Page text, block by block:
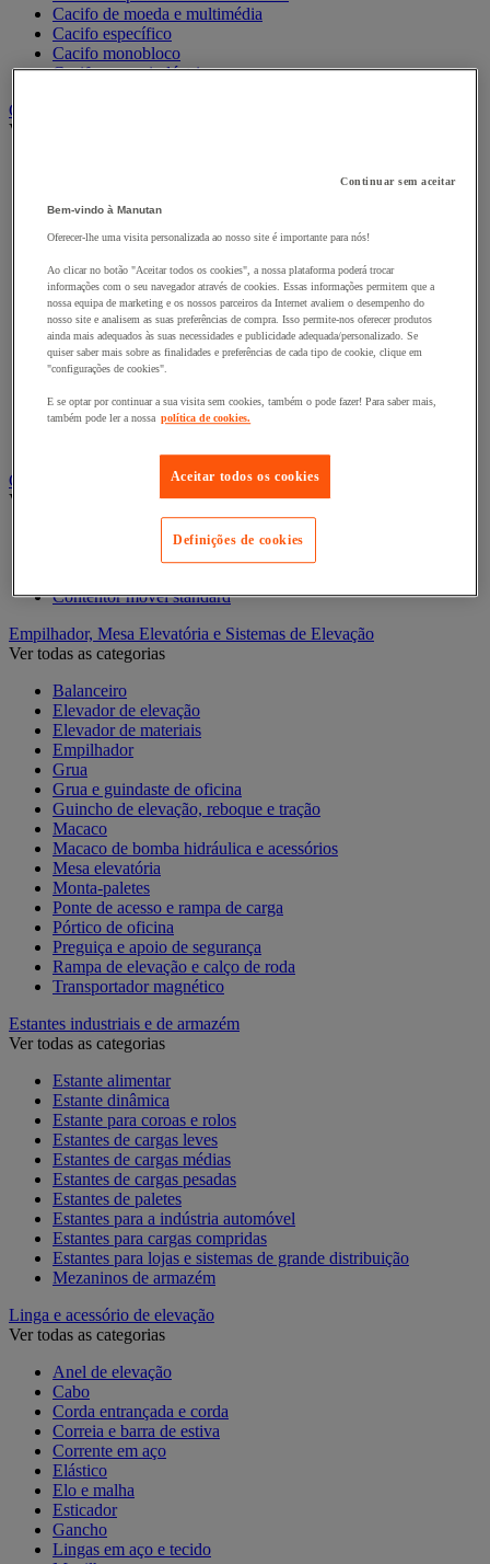
Cacifo de moeda e multimédia
Cacifo específico
Cacifo monobloco
Cacifo para a indústria
Carro e reboque de movimentação industriais
Ver todas as categorias
Carro contentor
Carro de nível constante
Carro de plataformas
Carro dobrável
Carro eléctrico
Carro em fio de aço
Carro para caixas
Carro para carga comprida e volumosa
Carros de preparação de encomendas
Reboque industrial
Contentor móvel gradeado
Ver todas as categorias
Acessórios para contentor móvel
Contentor móvel de segurança
Contentor móvel standard
Empilhador, Mesa Elevatória e Sistemas de Elevação
Ver todas as categorias
Balanceiro
Elevador de elevação
Elevador de materiais
Empilhador
Grua
Grua e guindaste de oficina
Guincho de elevação, reboque e tração
Macaco
Macaco de bomba hidráulica e acessórios
Mesa elevatória
Monta-paletes
Ponte de acesso e rampa de carga
Pórtico de oficina
Preguiça e apoio de segurança
Rampa de elevação e calço de roda
Transportador magnético
Estantes industriais e de armazém
Ver todas as categorias
Estante alimentar
Estante dinâmica
Estante para coroas e rolos
Estantes de cargas leves
Estantes de cargas médias
Estantes de cargas pesadas
Estantes de paletes
Estantes para a indústria automóvel
Estantes para cargas compridas
Estantes para lojas e sistemas de grande distribuição
Mezaninos de armazém
Linga e acessório de elevação
Ver todas as categorias
Anel de elevação
Cabo
Corda entrançada e corda
Correia e barra de estiva
Corrente em aço
Elástico
Elo e malha
Esticador
Gancho
Lingas em aço e tecido
Continuar sem aceitar
Bem-vindo à Manutan
Oferecer-lhe uma visita personalizada ao nosso site é importante para nós!
Ao clicar no botão "Aceitar todos os cookies", a nossa plataforma poderá trocar
informações com o seu navegador através de cookies. Essas informações permitem que a
nossa equipa de marketing e os nossos parceiros da Internet avaliem o desempenho do
nosso site e analisem as suas preferências de compra. Isso permite-nos oferecer produtos
ainda mais adequados às suas necessidades e publicidade adequada/personalizado. Se
quiser saber mais sobre as finalidades e preferências de cada tipo de cookie, clique em
"configurações de cookies".
E se optar por continuar a sua visita sem cookies, também o pode fazer! Para saber mais,
também pode ler a nossa política de cookies.
Aceitar todos os cookies
Definições de cookies